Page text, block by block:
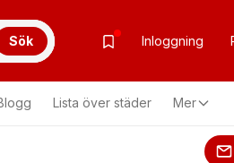
Sök Inloggning
Lista över städer Mer